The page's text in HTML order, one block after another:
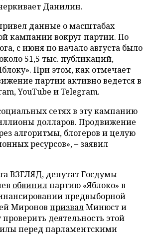
Данилин.
данные о масштабах
кампании вокруг партии. По
с июня по начало августа было
51,5 тыс. публикаций,
При этом, как отмечает
партии активно ведется в
YouTube и Telegram.
сетях в эту кампанию
долларов. Продвижение
алгоритмы, блогеров и целую
ресурсов», – заявил
ВЗГЛЯД, депутат Госдумы
обвинилпартию «Яблоко» в
предвыборной
Миронов призвалМинюст и
деятельность этой
перед парламентскими